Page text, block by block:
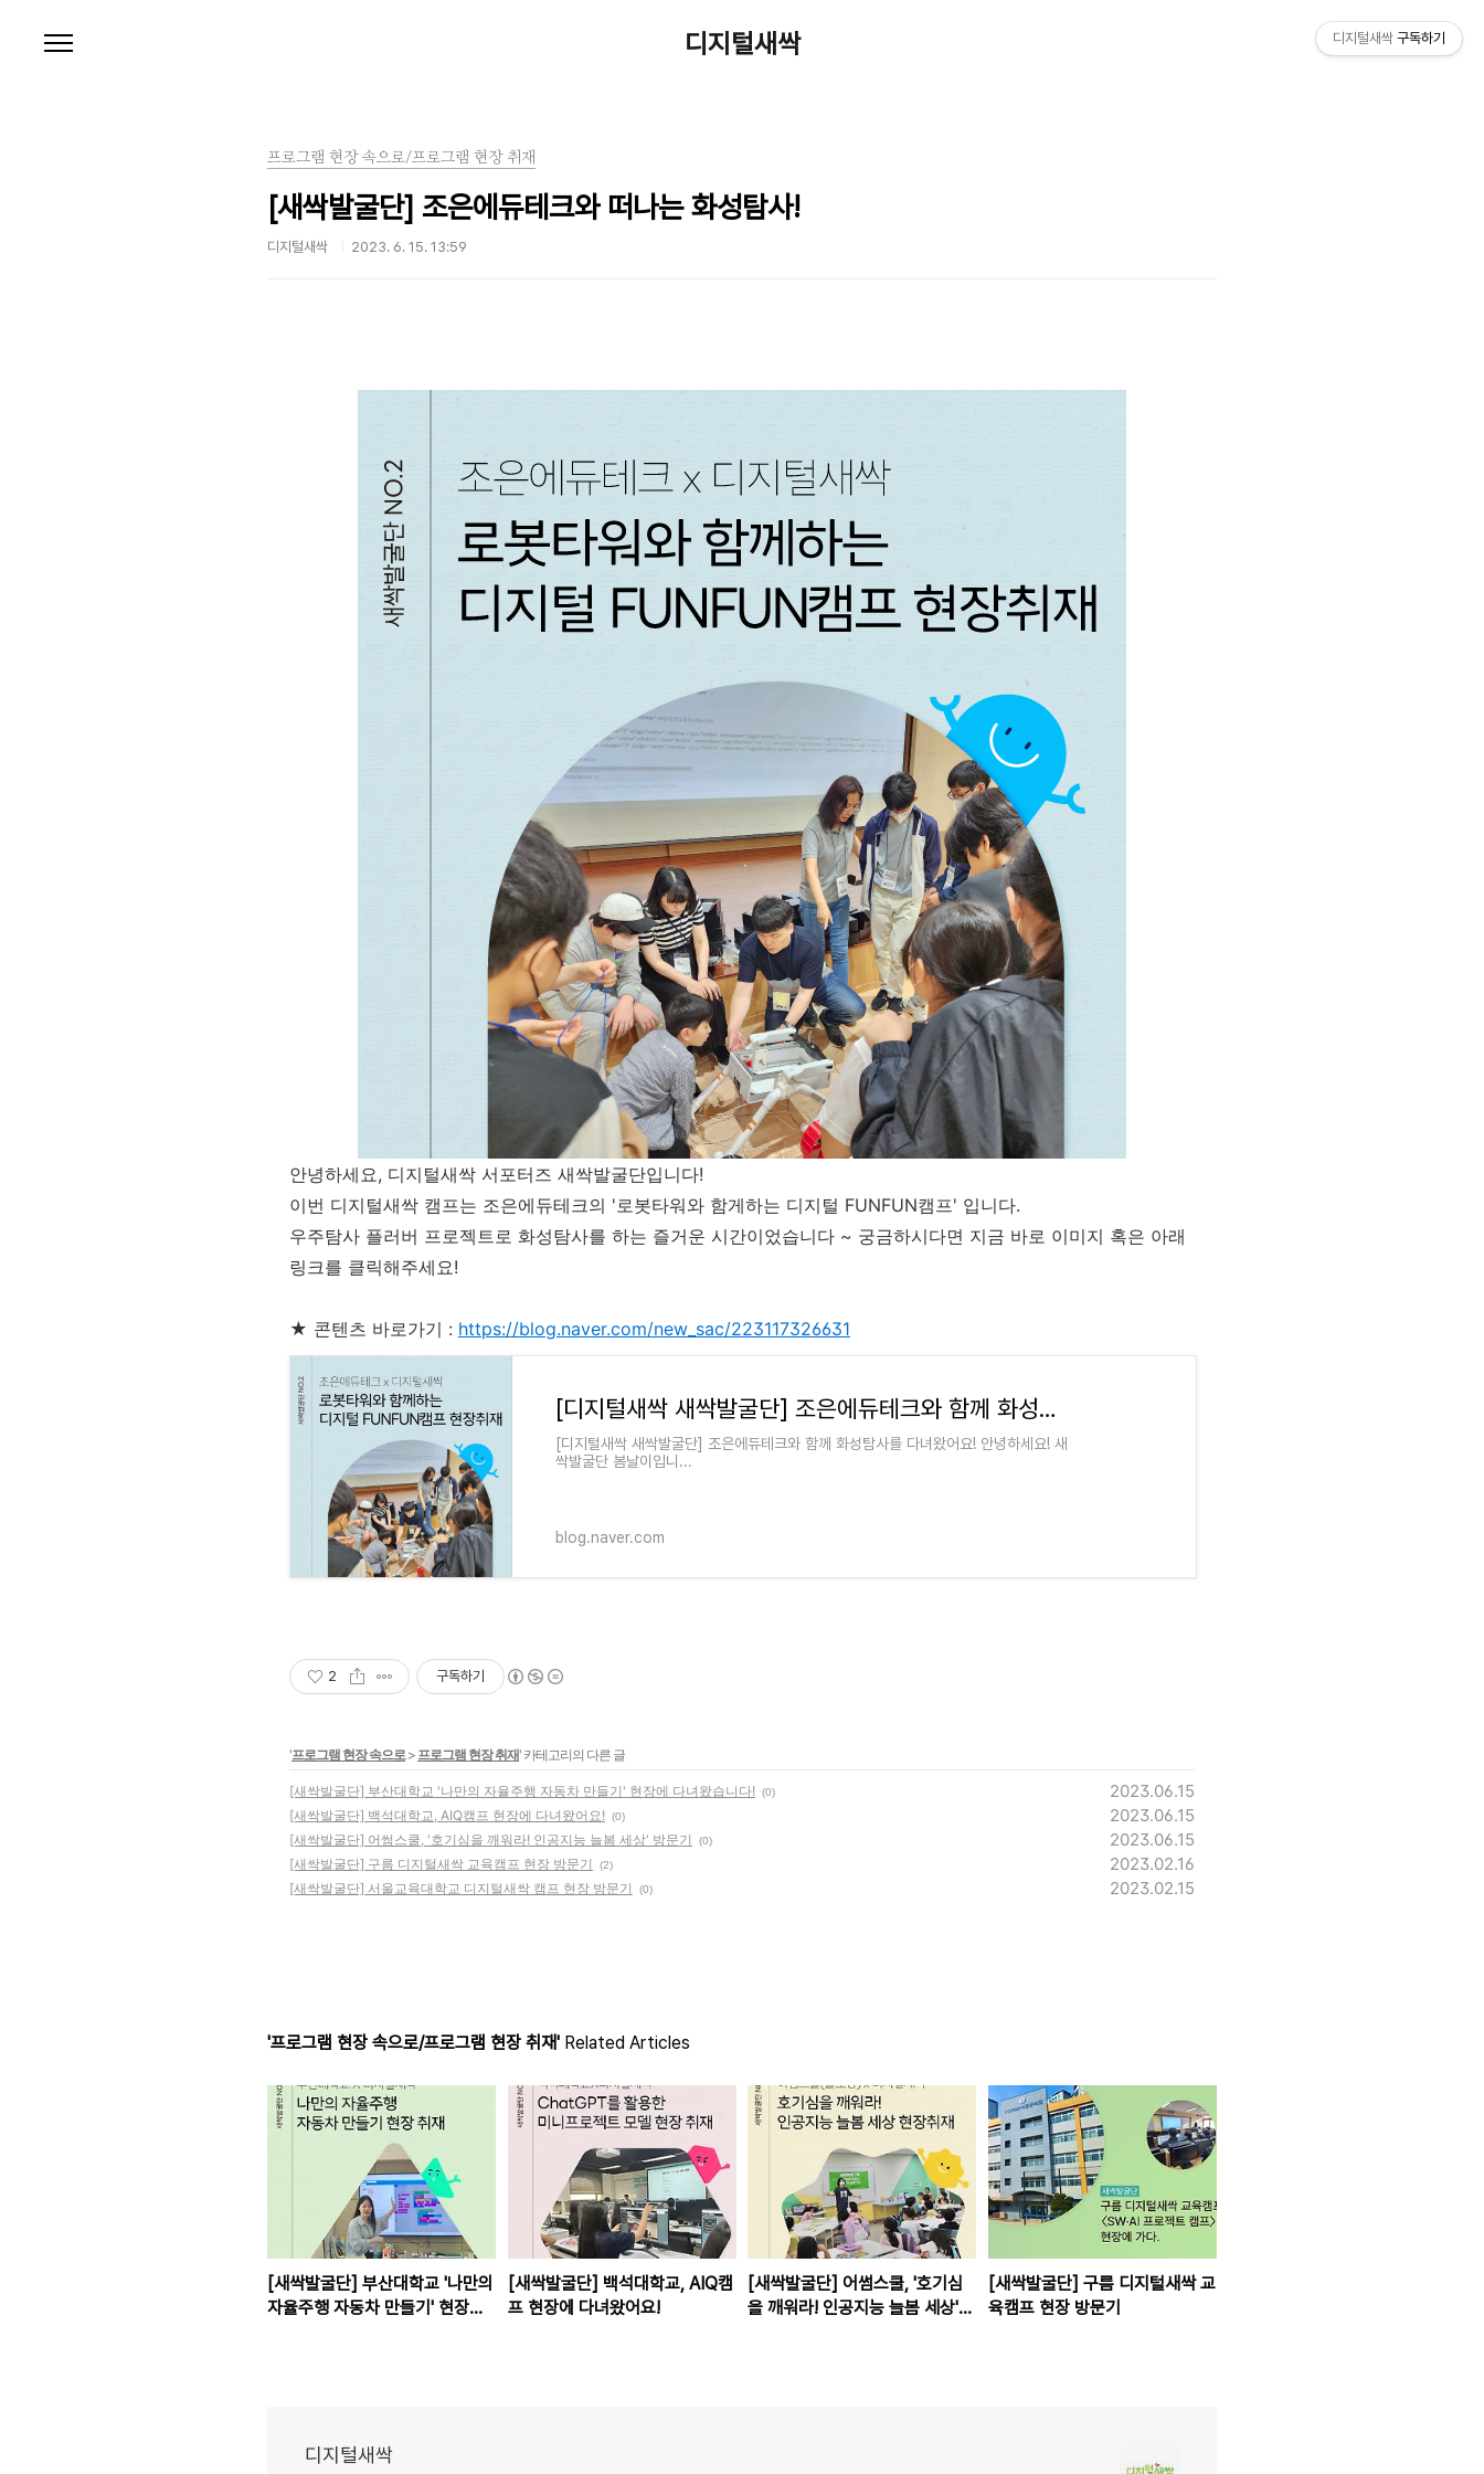
디지털새싹
프로그램 현장 속으로/프로그램 현장 취재
[새싹발굴단] 조은에듀테크와 떠나는 화성탐사!
디지털새싹 2023. 6. 15. 13:59
안녕하세요, 디지털새싹 서포터즈 새싹발굴단입니다!
이번 디지털새싹 캠프는 조은에듀테크의 '로봇타워와 함게하는 디지털 FUNFUN캠프' 입니다.
우주탐사 플러버 프로젝트로 화성탐사를 하는 즐거운 시간이었습니다 ~ 궁금하시다면 지금 바로 이미지 혹은 아래
링크를 클릭해주세요!
★ 콘텐츠 바로가기 : https://blog.naver.com/new_sac/223117326631
[디지털새싹 새싹발굴단] 조은에듀테크와 함께 화성탐사를 다녀왔어요!
[디지털새싹 새싹발굴단] 조은에듀테크와 함께 화성탐사를 다녀왔어요! 안녕하세요! 새
싹발굴단 봄날이입니...
blog.naver.com
2 구독하기
'프로그램 현장 속으로> 프로그램 현장 취재' 카테고리의 다른 글
[새싹발굴단] 부산대학교 '나만의 자율주행 자동차 만들기' 현장에 다녀왔습니다! (0) 2023.06.15
[새싹발굴단] 백석대학교, AIQ캠프 현장에 다녀왔어요! (0) 2023.06.15
[새싹발굴단] 어썸스쿨, '호기심을 깨워라! 인공지능 늘봄 세상' 방문기 (0) 2023.06.15
[새싹발굴단] 구름 디지털새싹 교육캠프 현장 방문기 (2) 2023.02.16
[새싹발굴단] 서울교육대학교 디지털새싹 캠프 현장 방문기 (0) 2023.02.15
'프로그램 현장 속으로/프로그램 현장 취재' Related Articles
[새싹발굴단] 부산대학교 '나만의
자율주행 자동차 만들기' 현장에
[새싹발굴단] 백석대학교, AIQ캠
프 현장에 다녀왔어요!
[새싹발굴단] 어썸스쿨, '호기심
을 깨워라! 인공지능 늘봄 세상'
[새싹발굴단] 구름 디지털새싹 교
육캠프 현장 방문기
디지털새싹
디지털새싹 구독하기